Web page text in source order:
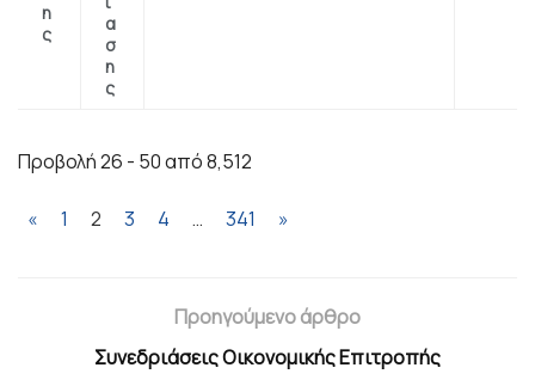
η
ς
α
σ
η
ς
Προβολή 26 - 50 από 8,512
« 1 2 3 4 … 341 »
Προηγούμενο άρθρο
Συνεδριάσεις Οικονομικής Επιτροπής